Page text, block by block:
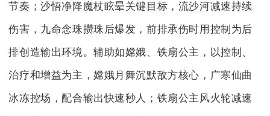
节奏；沙悟净降魔杖眩晕关键目标，流沙河减速持续
伤害，九命念珠攒珠后爆发，前排承伤时用控制为后
排创造输出环境。辅助如嫦娥、铁扇公主，以控制、
治疗和增益为主，嫦娥月舞沉默敌方核心，广寒仙曲
冰冻控场，配合输出快速秒人；铁扇公主风火轮减速